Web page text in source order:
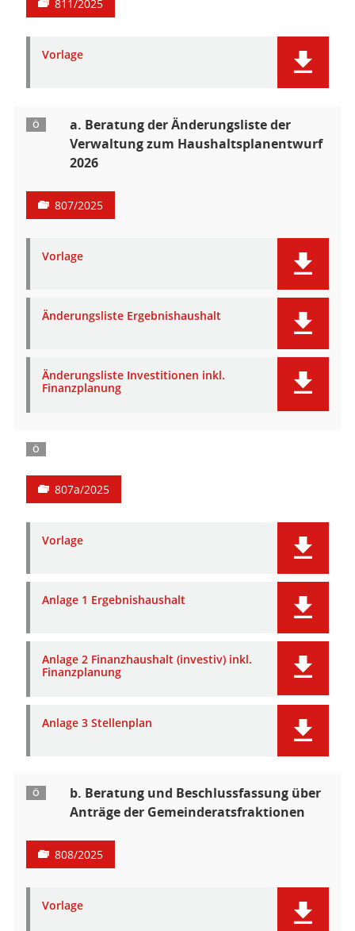
811/2025
Vorlage
Ö
a. Beratung der Änderungsliste der
Verwaltung zum Haushaltsplanentwurf
2026
807/2025
Vorlage
Änderungsliste Ergebnishaushalt
Änderungsliste Investitionen inkl.
Finanzplanung
Ö
807a/2025
Vorlage
Anlage 1 Ergebnishaushalt
Anlage 2 Finanzhaushalt (investiv) inkl.
Finanzplanung
Anlage 3 Stellenplan
Ö
b. Beratung und Beschlussfassung über
Anträge der Gemeinderatsfraktionen
808/2025
Vorlage